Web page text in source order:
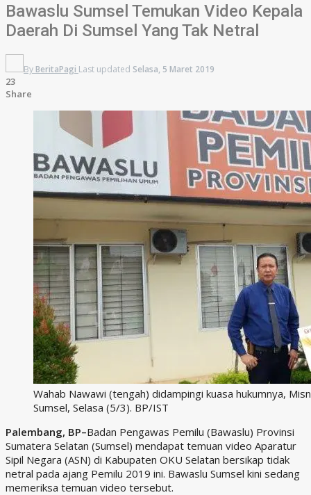
Bawaslu Sumsel Temukan Video Kepala
Daerah Di Sumsel Yang Tak Netral
By BeritaPagi Last updated Selasa, 5 Maret 2019
23
Share
Wahab Nawawi (tengah) didampingi kuasa hukumnya,
Sumsel, Selasa (5/3). BP/IST
Palembang, BP–Badan Pengawas Pemilu (Bawaslu) Provinsi
Sumatera Selatan (Sumsel) mendapat temuan video Aparatur
Sipil Negara (ASN) di Kabupaten OKU Selatan bersikap tidak
netral pada ajang Pemilu 2019 ini. Bawaslu Sumsel kini sedang
memeriksa temuan video tersebut.